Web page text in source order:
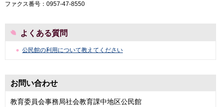
ファクス番号：0957-47-8550
よくある質問
公民館の利用について教えてください
お問い合わせ
教育委員会事務局社会教育課中地区公民館